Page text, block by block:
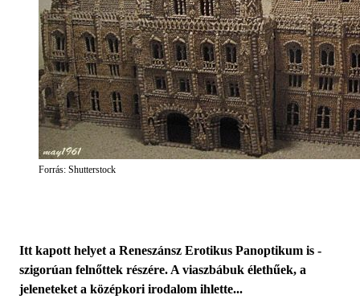
Forrás: Shutterstock
Itt kapott helyet a Reneszánsz Erotikus Panoptikum is -
szigorúan felnőttek részére. A viaszbábuk élethűek, a
jeleneteket a középkori irodalom ihlette...